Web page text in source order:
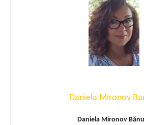
Daniela Mironov
Daniela Mironov